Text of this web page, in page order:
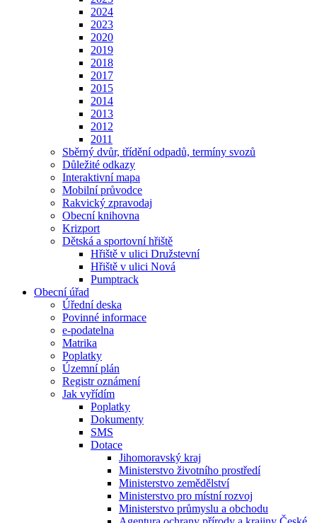
2024
2023
2020
2019
2018
2017
2015
2014
2013
2012
2011
Sběrný dvůr, třídění odpadů, termíny svozů
Důležité odkazy
Interaktivní mapa
Mobilní průvodce
Rakvický zpravodaj
Obecní knihovna
Krizport
Dětská a sportovní hřiště
Hřiště v ulici Družstevní
Hřiště v ulici Nová
Pumptrack
Obecní úřad
Úřední deska
Povinné informace
e-podatelna
Matrika
Poplatky
Územní plán
Registr oznámení
Jak vyřídím
Poplatky
Dokumenty
SMS
Dotace
Jihomoravský kraj
Ministerstvo životního prostředí
Ministerstvo zemědělství
Ministerstvo pro místní rozvoj
Ministerstvo průmyslu a obchodu